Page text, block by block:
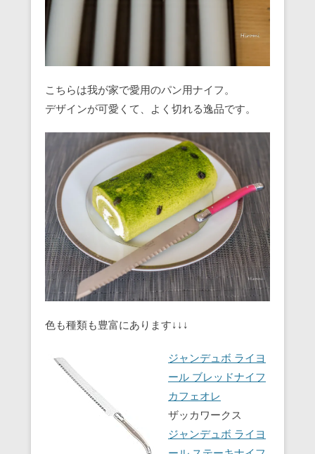
こちらは我が家で愛用のパン用ナイフ。
デザインが可愛くて、よく切れる逸品です。
色も種類も豊富にあります↓↓↓
ジャンデュボ ライヨ
ール ブレッドナイフ
カフェオレ
ザッカワークス
ジャンデュボ ライヨ